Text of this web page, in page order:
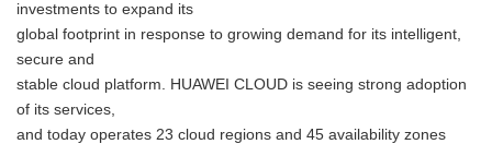
investments to expand its
global footprint in response to growing demand for its intelligent,
secure and
stable cloud platform. HUAWEI CLOUD is seeing strong adoption
of its services,
and today operates 23 cloud regions and 45 availability zones